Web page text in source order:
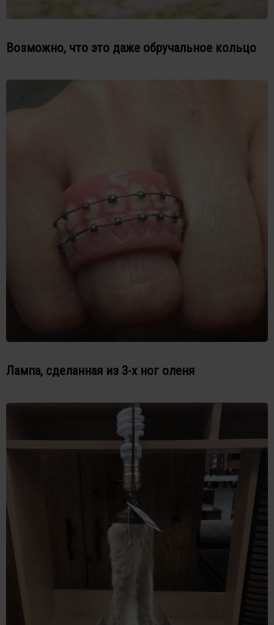
Возможно, что это даже обручальное кольцо
Лампа, сделанная из 3-х ног оленя